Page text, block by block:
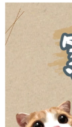
【注意事項】
１．透過由恩沛科技
易，需依本服務之必
權轉讓予恩沛科技股
２．關於個人資料處
https://aftee.tw/terms/
３．未成年的使用者
「AFTEE先享後付」
４．使用「AFTEE先
請求用戶進行身份認證
５．嚴禁一人註冊多
恩沛科技股份有限公
每筆NT$100，滿
大型貨運